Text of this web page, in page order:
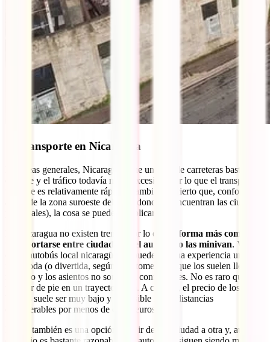
7. Transporte en Nicaragua
En líneas generales, Nicaragua tiene una red de carreteras bastante
decente y el tráfico todavía no es excesivo, por lo que el transporte
terrestre es relativamente rápido. También es cierto que, conforme te
alejas de la zona suroeste del país (donde se encuentran las ciudades
principales), la cosa se puede complicar.
En Nicaragua no existen trenes, por lo que
la forma más común de
transportarse entre ciudades es el autobús o las minivan. Viajar
en un autobús local nicaragüense puede ser una experiencia un tanto
incómoda (o divertida, según te la tomes), ya que los suelen llenar al
máximo y los asientos no son nada confortables. No es raro que te
toque ir de pie en un trayecto largo. A cambio, el precio de los
billetes suele ser muy bajo y es posible hacer distancias
considerables por menos de cinco euros.
El taxi también es una opción para ir de una ciudad a otra y, aunque